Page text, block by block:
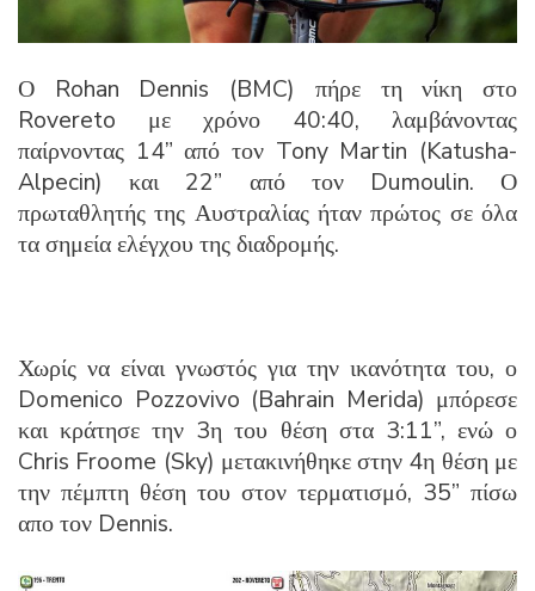
Ο Rohan Dennis (BMC) πήρε τη νίκη στο
Rovereto με χρόνο 40:40, λαμβάνοντας
παίρνοντας 14” από τον Tony Martin (Katusha-
Alpecin) και 22” από τον Dumoulin. Ο
πρωταθλητής της Αυστραλίας ήταν πρώτος σε όλα
τα σημεία ελέγχου της διαδρομής.
Χωρίς να είναι γνωστός για την ικανότητα του, ο
Domenico Pozzovivo (Bahrain Merida) μπόρεσε
και κράτησε την 3η του θέση στα 3:11”, ενώ ο
Chris Froome (Sky) μετακινήθηκε στην 4η θέση με
την πέμπτη θέση του στον τερματισμό, 35” πίσω
αποτον Dennis.